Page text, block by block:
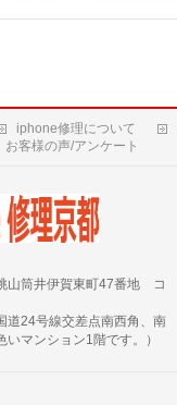
iphone修理について
お客様の声/アンケート
山筒井伊賀東町47番地 コ
道24号線交差点南西角、南
いマンション1階です。）